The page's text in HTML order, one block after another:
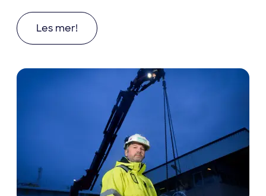
Les mer om Fikk rom til å vokse med
Les mer!